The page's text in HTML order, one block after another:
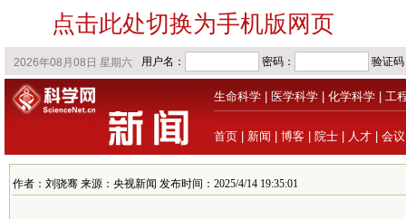
点击此处切换为手机版网页
生命科学 医学科学 化学科学 工
首页 新闻 博客 院士 人才 会议
作者：刘骁骞 来源：央视新闻 发布时间：2025/4/14 19:35:01